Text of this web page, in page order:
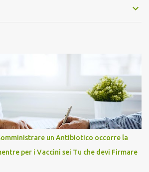
un Antibiotico occorre la
per i Vaccini sei Tu che devi Firmare